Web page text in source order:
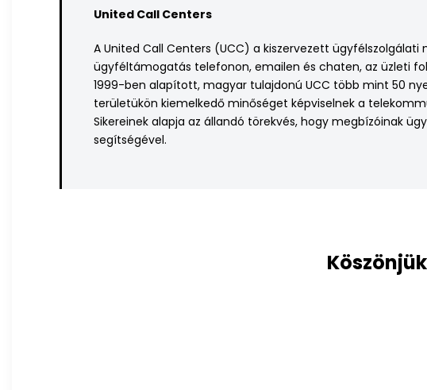
United Call Centers
A United Call Centers (UCC) a kiszervezett
ügyféltámogatás telefonon, emailen és chaten, az üzleti
1999-ben alapított, magyar tulajdonú UCC több mint 50
területükön kiemelkedő minőséget képviselnek a
Sikereinek alapja az állandó törekvés, hogy megbízóinak
segítségével.